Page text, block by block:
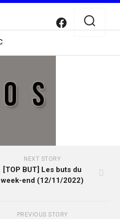
NEXT STORY
[TOP BUT] Les buts du
week-end (12/11/2022)
PREVIOUS STORY